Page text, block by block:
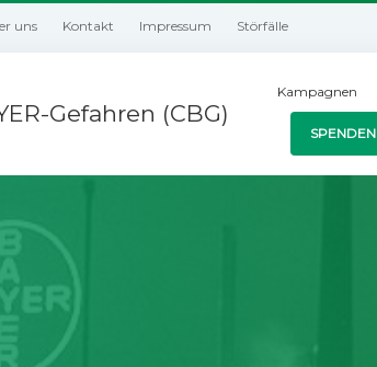
uns Kontakt Impressum Störfälle
Gefahren (CBG)
Kampagnen
SPENDEN